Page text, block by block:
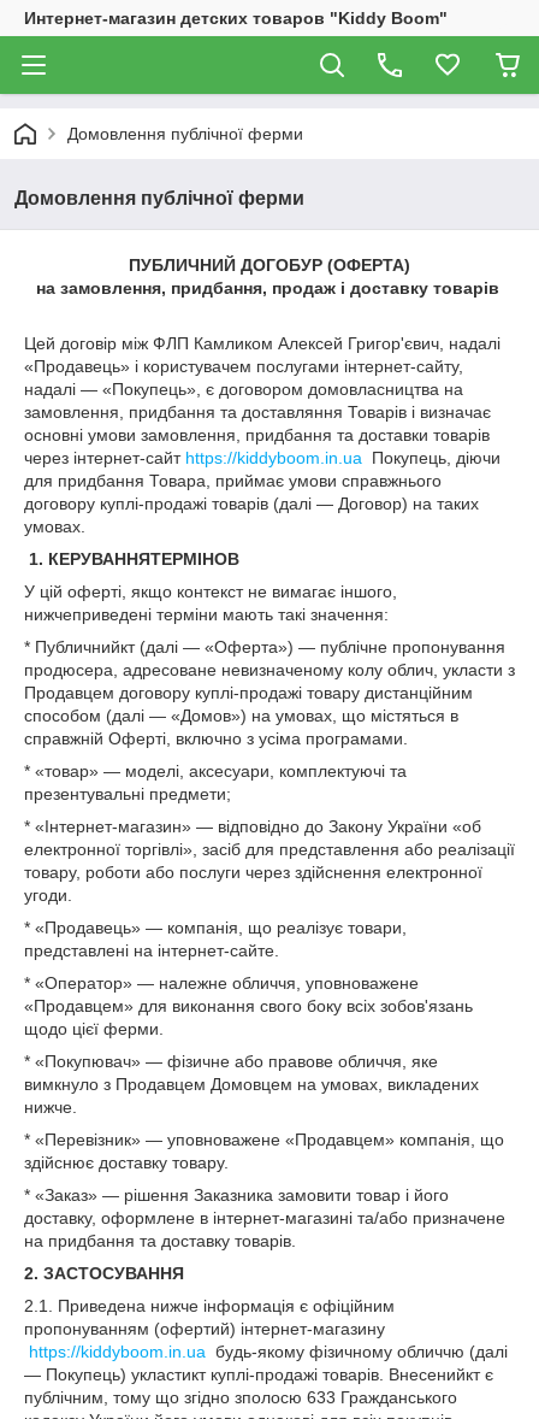
Интернет-магазин детских товаров "Kiddy Boom"
Домовлення публічної ферми
Домовлення публічної ферми
ПУБЛИЧНИЙ ДОГОБУР (ОФЕРТА)
на замовлення, придбання, продаж і доставку товарів
Цей договір між ФЛП Камликом Алексей Григор'євич, надалі
«Продавець» і користувачем послугами інтернет-сайту,
надалі — «Покупець», є договором домовласництва на
замовлення, придбання та доставляння Товарів і визначає
основні умови замовлення, придбання та доставки товарів
через інтернет-сайт https://kiddyboom.in.ua Покупець, діючи
для придбання Товара, приймає умови справжнього
договору куплі-продажі товарів (далі — Договор) на таких
умовах.
1. КЕРУВАННЯТЕРМІНОВ
У цій оферті, якщо контекст не вимагає іншого,
нижчеприведені терміни мають такі значення:
* Публичнийкт (далі — «Оферта») — публічне пропонування
продюсера, адресоване невизначеному колу облич, укласти з
Продавцем договору куплі-продажі товару дистанційним
способом (далі — «Домов») на умовах, що містяться в
справжній Оферті, включно з усіма програмами.
* «товар» — моделі, аксесуари, комплектуючі та
презентувальні предмети;
* «Інтернет-магазин» — відповідно до Закону України «об
електронної торгівлі», засіб для представлення або реалізації
товару, роботи або послуги через здійснення електронної
угоди.
* «Продавець» — компанія, що реалізує товари,
представлені на інтернет-сайте.
* «Оператор» — належне обличчя, уповноважене
«Продавцем» для виконання свого боку всіх зобов'язань
щодо цієї ферми.
* «Покупювач» — фізичне або правове обличчя, яке
вимкнуло з Продавцем Домовцем на умовах, викладених
нижче.
* «Перевізник» — уповноважене «Продавцем» компанія, що
здійснює доставку товару.
* «Заказ» — рішення Заказника замовити товар і його
доставку, оформлене в інтернет-магазині та/або призначене
на придбання та доставку товарів.
2. ЗАСТОСУВАННЯ
2.1. Приведена нижче інформація є офіційним
пропонуванням (офертий) інтернет-магазину
https://kiddyboom.in.ua будь-якому фізичному обличчю (далі
— Покупець) укластикт куплі-продажі товарів. Внесенийкт є
публічним, тому що згідно зполосю 633 Гражданського